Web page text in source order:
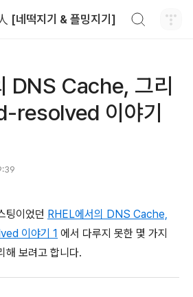
[네떡지기 & 플밍지기]
DNS Cache, 그리
resolved 이야기
팅이었던 RHEL에서의 DNS Cache,
이야기 1 에서 다루지 못한 몇 가지
해 보려고 합니다.